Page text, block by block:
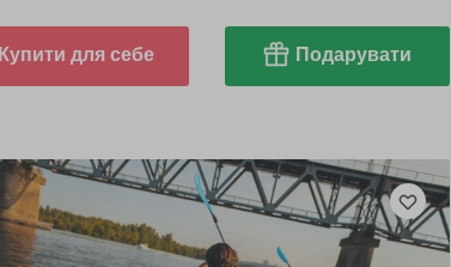
Купити для себе Подарувати